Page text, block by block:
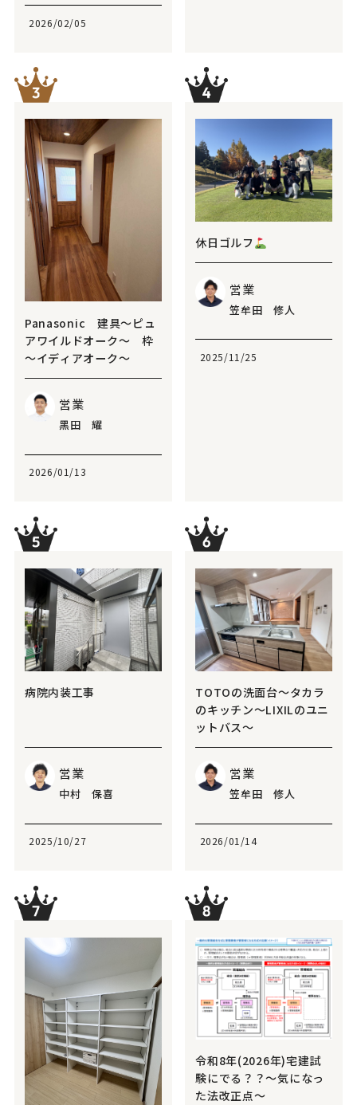
2026/02/05
Panasonic 建具～ピュ
アワイルドオーク～ 枠
～イディアオーク～
営業
黑田 耀
2026/01/13
休日ゴルフ
営業
笠牟田 修人
2025/11/25
病院内装工事
営業
中村 保喜
2025/10/27
TOTOの洗面台～タカラ
のキッチン～LIXILのユニ
ットバス～
営業
笠牟田 修人
2026/01/14
令和8年(2026年)宅建試
験にでる？？～気になっ
た法改正点～